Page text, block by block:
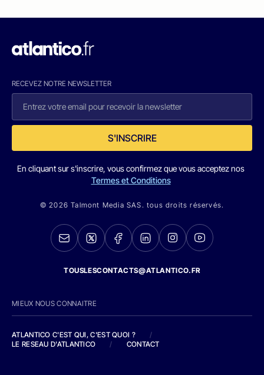
RECEVEZ NOTRE NEWSLETTER
S'INSCRIRE
En cliquant sur s'inscrire, vous confirmez que vous acceptez nos
Termes et Conditions
© 2026 Talmont Media SAS. tous droits réservés.
TOUSLESCONTACTS@ATLANTICO.FR
MIEUX NOUS CONNAITRE
ATLANTICO C'EST QUI, C'EST QUOI ?
/
LE RESEAU D'ATLANTICO
/ CONTACT